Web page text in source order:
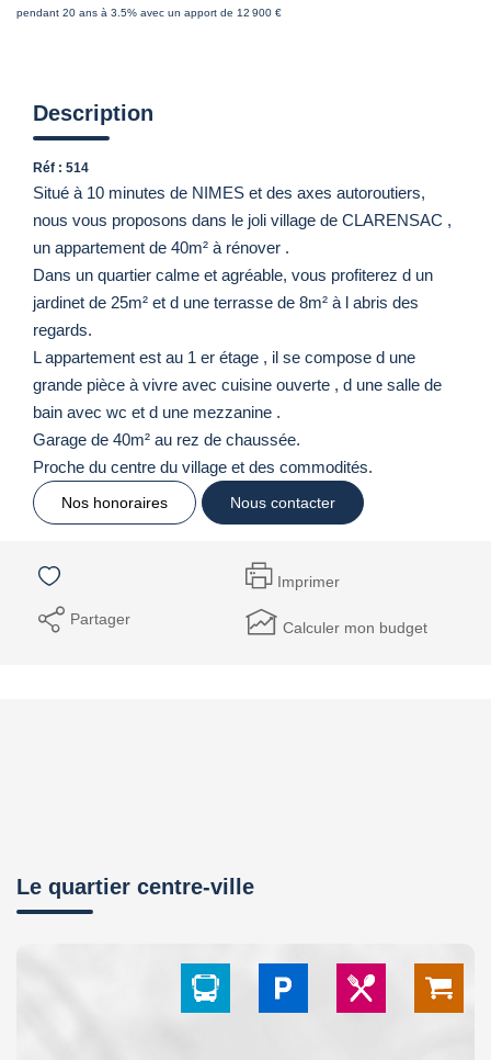
pendant 20 ans à 3.5% avec un apport de 12 900 €
Description
Réf : 514
Situé à 10 minutes de NIMES et des axes autoroutiers,
nous vous proposons dans le joli village de CLARENSAC ,
un appartement de 40m² à rénover .
Dans un quartier calme et agréable, vous profiterez d un
jardinet de 25m² et d une terrasse de 8m² à l abris des
regards.
L appartement est au 1 er étage , il se compose d une
grande pièce à vivre avec cuisine ouverte , d une salle de
bain avec wc et d une mezzanine .
Garage de 40m² au rez de chaussée.
Proche du centre du village et des commodités.
Nos honoraires Nous contacter
Imprimer
Partager Calculer mon budget
Le quartier centre-ville